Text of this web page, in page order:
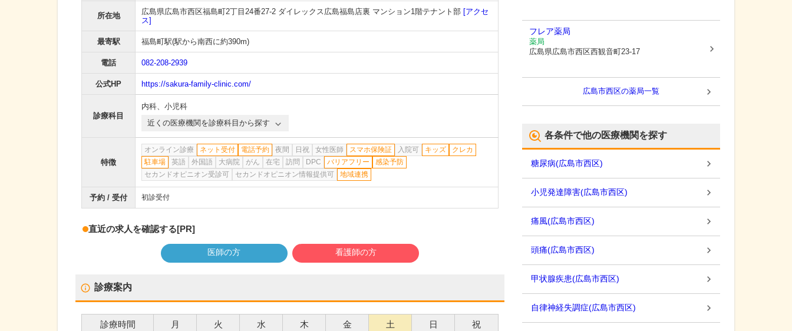
所在地 広島県広島市西区福島町2丁目24番27-2 ダイレックス広島福島店裏 マンション1階テナント部 [アクセ
ス]
最寄駅 福島町駅(駅から南西に約390m)
電話 082-208-2939
公式HP https://sakura-family-clinic.com/
診療科目
内科、 小児科
近くの医療機関を診療科目から探す
特徴
オンライン診療 ネット受付 電話予約 夜間 日祝 女性医師 スマホ保険証 入院可 キッズ
クレカ
駐車場
英語 外国語 大病院 がん 在宅 訪問 DPC バリアフリー
感染予防
セカンドオピニオン受診可
セカンドオピニオン情報提供可 地域連携
予約 / 受付 初診受付
直近の求人を確認する[PR]
医師の方 看護師の方
診療案内
診療時間 月 火 水 木 金 土 日 祝
フレア薬局
薬局
広島県広島市西区西観音町23-17
広島市西区の薬局一覧
各条件で他の医療機関を探す
糖尿病(広島市西区)
小児発達障害(広島市西区)
痛風(広島市西区)
頭痛(広島市西区)
甲状腺疾患(広島市西区)
自律神経失調症(広島市西区)